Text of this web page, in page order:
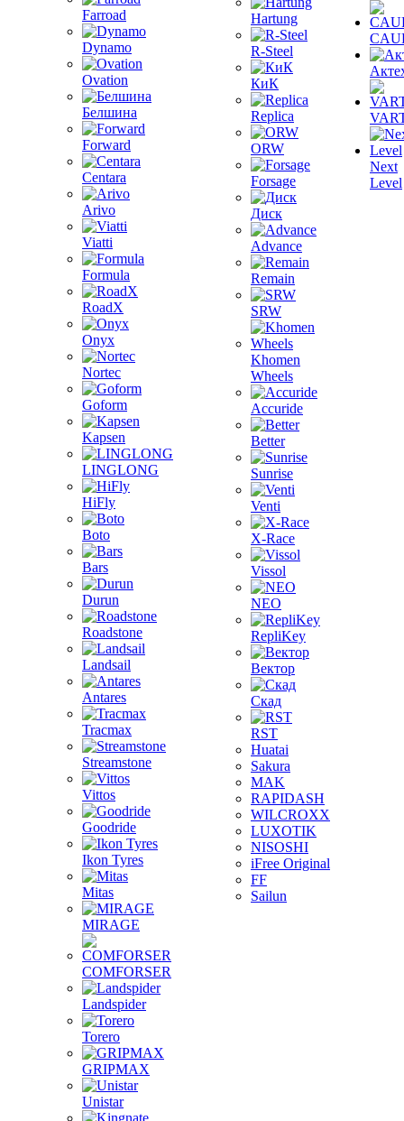
Farroad
Dynamo
Ovation
Белшина
Forward
Centara
Arivo
Viatti
Formula
RoadX
Onyx
Nortec
Goform
Kapsen
LINGLONG
HiFly
Boto
Bars
Durun
Roadstone
Landsail
Antares
Tracmax
Streamstone
Vittos
Goodride
Ikon Tyres
Mitas
MIRAGE
COMFORSER
Landspider
Torero
GRIPMAX
Unistar
Hartung
R-Steel
КиК
Replica
ORW
Forsage
Диск
Advance
Remain
SRW
Khomen
Wheels
Accuride
Better
Sunrise
Venti
X-Race
Vissol
NEO
RepliKey
Вектор
Скад
RST
Huatai
Sakura
MAK
RAPIDASH
WILCROXX
LUXOTIK
NISOSHI
iFree Original
FF
Sailun
Next
Level